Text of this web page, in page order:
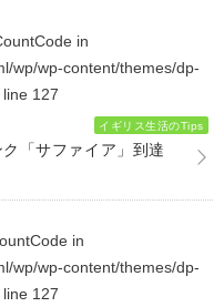
in
wp/wp-content/themes/dp-
line 127
イギリス生活のTips
「サファイア」到達
in
wp/wp-content/themes/dp-
line 127